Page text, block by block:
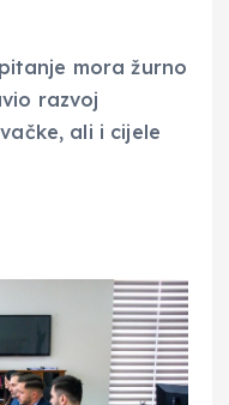
mora žurno
razvoj
ali i cijele